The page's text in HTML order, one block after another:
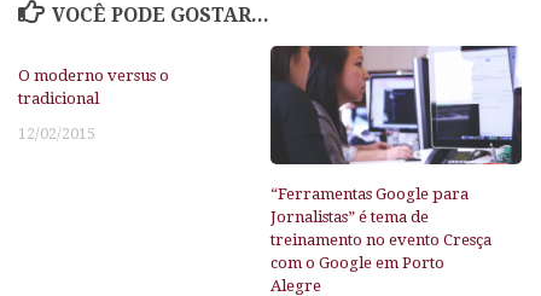
VOCÊ PODE GOSTAR...
O moderno versus o
tradicional
12/02/2015
“Ferramentas Google para
Jornalistas” é tema de
treinamento no evento Cresça
com o Google em Porto
Alegre